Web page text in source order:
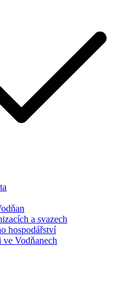
a svazech
hospodářství
Vodňanech